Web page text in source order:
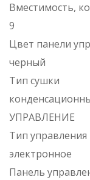
Вместимость,
9
Цвет панели
черный
Тип сушки
УПРАВЛЕНИЕ
Тип управления
электронное
Панель